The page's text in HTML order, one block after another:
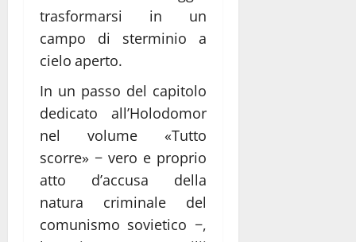
trasformarsi in un
campo di sterminio a
cielo aperto.
In un passo del capitolo
dedicato all’Holodomor
nel volume «Tutto
scorre» − vero e proprio
atto d’accusa della
natura criminale del
comunismo sovietico −,